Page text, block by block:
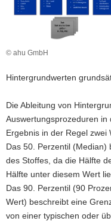
© ahu GmbH
Hintergrundwerten
Die Ableitung von
Auswertungsprozeduren in
Ergebnis in der Regel
Das 50. Perzentil (Median)
des Stoffes, da die Hälfte
Hälfte unter diesem Wert
Das 90. Perzentil (90
Wert) beschreibt eine
von einer typischen oder